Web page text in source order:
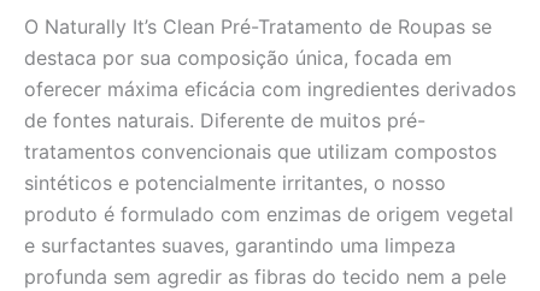
O Naturally It’s Clean Pré-Tratamento de Roupas se
destaca por sua composição única, focada em
oferecer máxima eficácia com ingredientes derivados
de fontes naturais. Diferente de muitos pré-
tratamentos convencionais que utilizam compostos
sintéticos e potencialmente irritantes, o nosso
produto é formulado com enzimas de origem vegetal
e surfactantes suaves, garantindo uma limpeza
profunda sem agredir as fibras do tecido nem a pele